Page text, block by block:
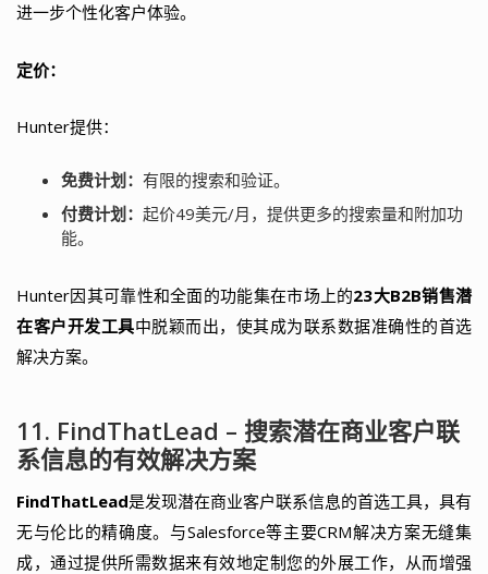
进一步个性化客户体验。
定价：
Hunter提供：
免费计划： 有限的搜索和验证。
付费计划： 起价49美元/月，提供更多的搜索量和附加功
能。
Hunter因其可靠性和全面的功能集在市场上的23大B2B销售潜
在客户开发工具中脱颖而出，使其成为联系数据准确性的首选
解决方案。
11. FindThatLead – 搜索潜在商业客户联
系信息的有效解决方案
FindThatLead是发现潜在商业客户联系信息的首选工具，具有
无与伦比的精确度。与Salesforce等主要CRM解决方案无缝集
成，通过提供所需数据来有效地定制您的外展工作，从而增强